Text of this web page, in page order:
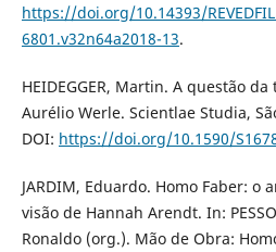
https://doi.org/10.14393/
6801.v32n64a2018-13.
HEIDEGGER, Martin. A questão
Aurélio Werle. Scientlae Studia,
DOI: https://doi.org/10.1590/
JARDIM, Eduardo. Homo Faber: o
visão de Hannah Arendt. In:
Ronaldo (org.). Mão de Obra: